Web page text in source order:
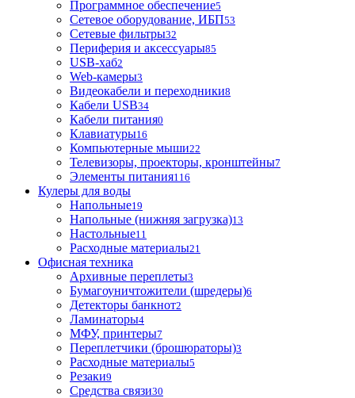
Программное обеспечение5
Сетевое оборудование, ИБП53
Сетевые фильтры32
Периферия и аксессуары85
USB-хаб2
Web-камеры3
Видеокабели и переходники8
Кабели USB34
Кабели питания0
Клавиатуры16
Компьютерные мыши22
Телевизоры, проекторы, кронштейны7
Элементы питания116
Кулеры для воды
Напольные19
Напольные (нижняя загрузка)13
Настольные11
Расходные материалы21
Офисная техника
Архивные переплеты3
Бумагоуничтожители (шредеры)6
Детекторы банкнот2
Ламинаторы4
МФУ, принтеры7
Переплетчики (брошюраторы)3
Расходные материалы5
Резаки9
Средства связи30